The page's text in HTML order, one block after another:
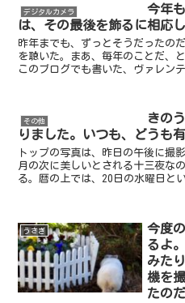
デジタルカメラ
今年
は、その最後を飾るに相応
昨年までも、ずっとそうだったの
を聴いた。まあ、毎年のことだ、
このブログでも書いた、ヴァレン
その他
きの
りました。いつも、どうも
トップの写真は、昨日の午後に撮
月の次に美しいとされる十三夜な
る。暦の上では、20日の水曜日と
うさぎ
今度
るよ
みた
機を
たの